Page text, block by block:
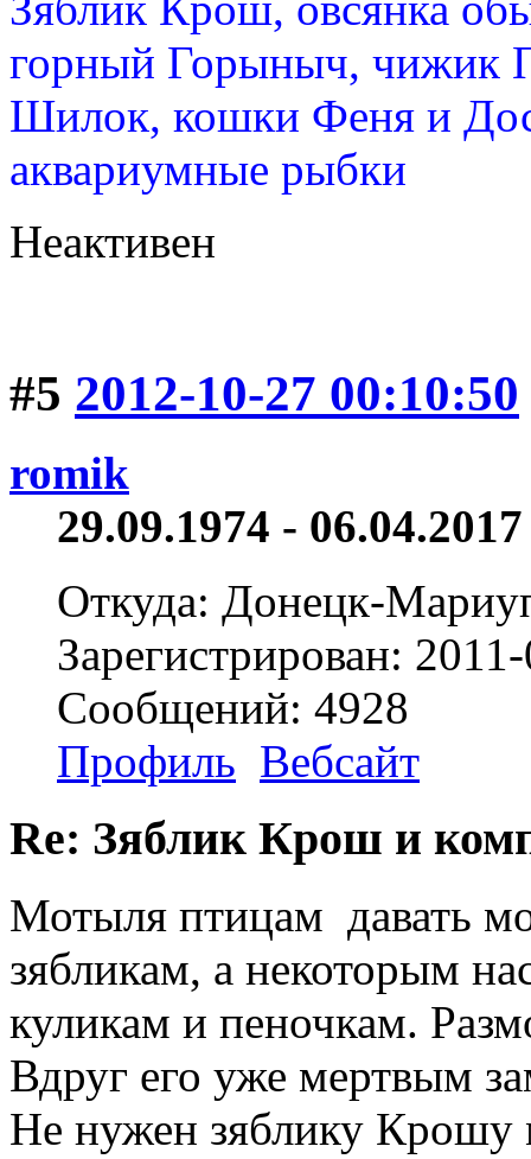
горный Горыныч, чижик
Шилок, кошки Феня и
аквариумные рыбки
Неактивен
#5 2012-10-27 00:10:50
romik
29.09.1974 -
Откуда: Донецк-
Зарегистрирован:
Сообщений: 4928
Профиль Вебсайт
Re: Зяблик Крош и
Мотыля птицам давать
зябликам, а некоторым
куликам и пеночкам.
Вдруг его уже мертвым
Не нужен зяблику Крошу